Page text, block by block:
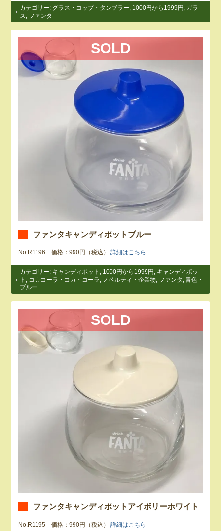
カテゴリー: グラス・コップ・タンブラー 1000円から1999円
ガラ
ス
ファンタ
SOLD
ファンタキャンディポットブルー
No.R1196 価格：990円（税込）詳細はこちら
カテゴリー: キャンディポット , 1000円から1999円 , キャンディポッ
ト , コカコーラ・コカ・コーラ , ノベルティ・企業物, ファンタ ,青色・
ブルー
SOLD
ファンタキャンディポットアイボリーホワイト
No.R1195 価格：990円（税込）詳細はこちら